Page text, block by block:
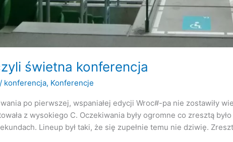
świetna konferencja
/ konferencja, Konferencje
po pierwszej, wspaniałej edycji Wroc#-pa nie zostawiły
z wysokiego C. Oczekiwania były ogromne co zresztą
Lineup był taki, że się zupełnie temu nie dziwię.